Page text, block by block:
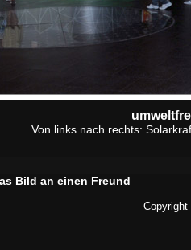
Von links nach rechts:
Bild an einen Freund